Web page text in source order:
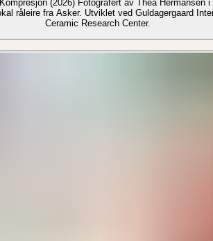
av Thea Hermansen i Heggedal
råleire fra Asker. Utviklet ved Guldagergaard
Ceramic Research Center.